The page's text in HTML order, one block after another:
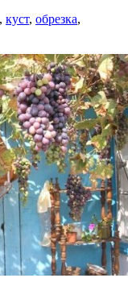
, куст, обрезка,